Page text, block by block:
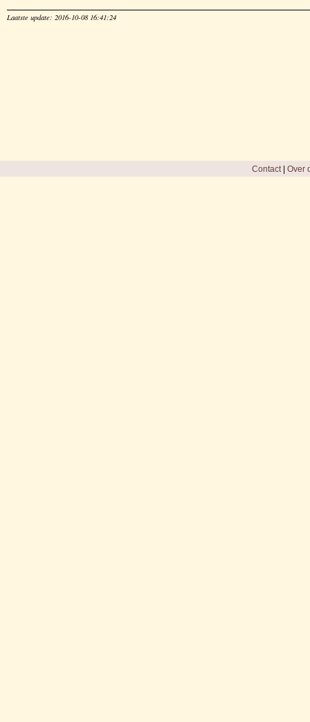
Laatste update: 2016-10-08 16:41:24
Contact| Over